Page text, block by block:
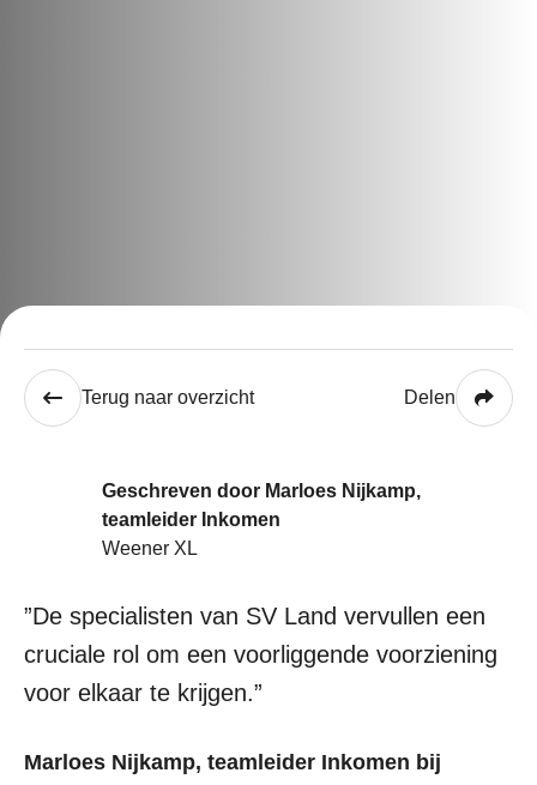
Terug naar overzicht Delen
Geschreven door Marloes Nijkamp,
teamleider Inkomen
Weener XL
”De specialisten van SV Land vervullen een
cruciale rol om een voorliggende voorziening
voor elkaar te krijgen.”
Marloes Nijkamp, teamleider Inkomen bij